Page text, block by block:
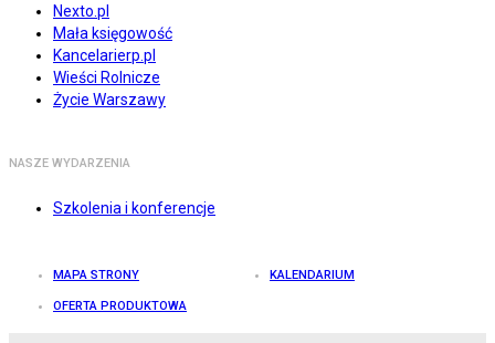
Nexto.pl
Mała księgowość
Kancelarierp.pl
Wieści Rolnicze
Życie Warszawy
NASZE WYDARZENIA
Szkolenia i konferencje
MAPA STRONY KALENDARIUM
OFERTA PRODUKTOWA